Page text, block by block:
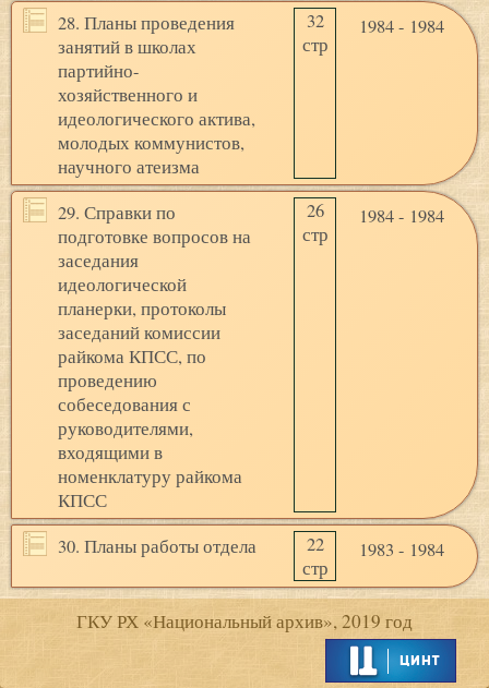
28. Планы проведения
занятий в школах
партийно-
хозяйственного и
идеологического актива,
молодых коммунистов,
научного атеизма
32
стр
1984 - 1984
29. Справки по
подготовке вопросов на
заседания
идеологической
планерки, протоколы
заседаний комиссии
райкома КПСС, по
проведению
собеседования с
руководителями,
входящими в
номенклатуру райкома
КПСС
26
стр
1984 - 1984
30. Планы работы отдела
22
стр
1983 - 1984
ГКУ РХ «Национальный архив», 2019 год